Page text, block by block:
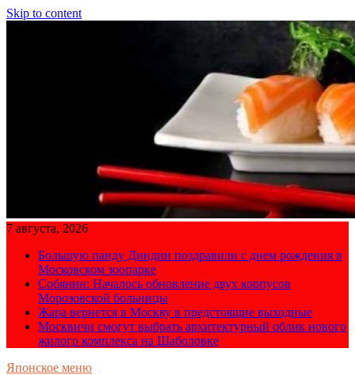
Skip to content
7 августа, 2026
Большую панду Диндин поздравили с днем рождения в
Московском зоопарке
Собянин: Началось обновление двух корпусов
Морозовской больницы
Жара вернется в Москву в предстоящие выходные
Москвичи смогут выбрать архитектурный облик нового
жилого комплекса на Шаболовке
Японское меню